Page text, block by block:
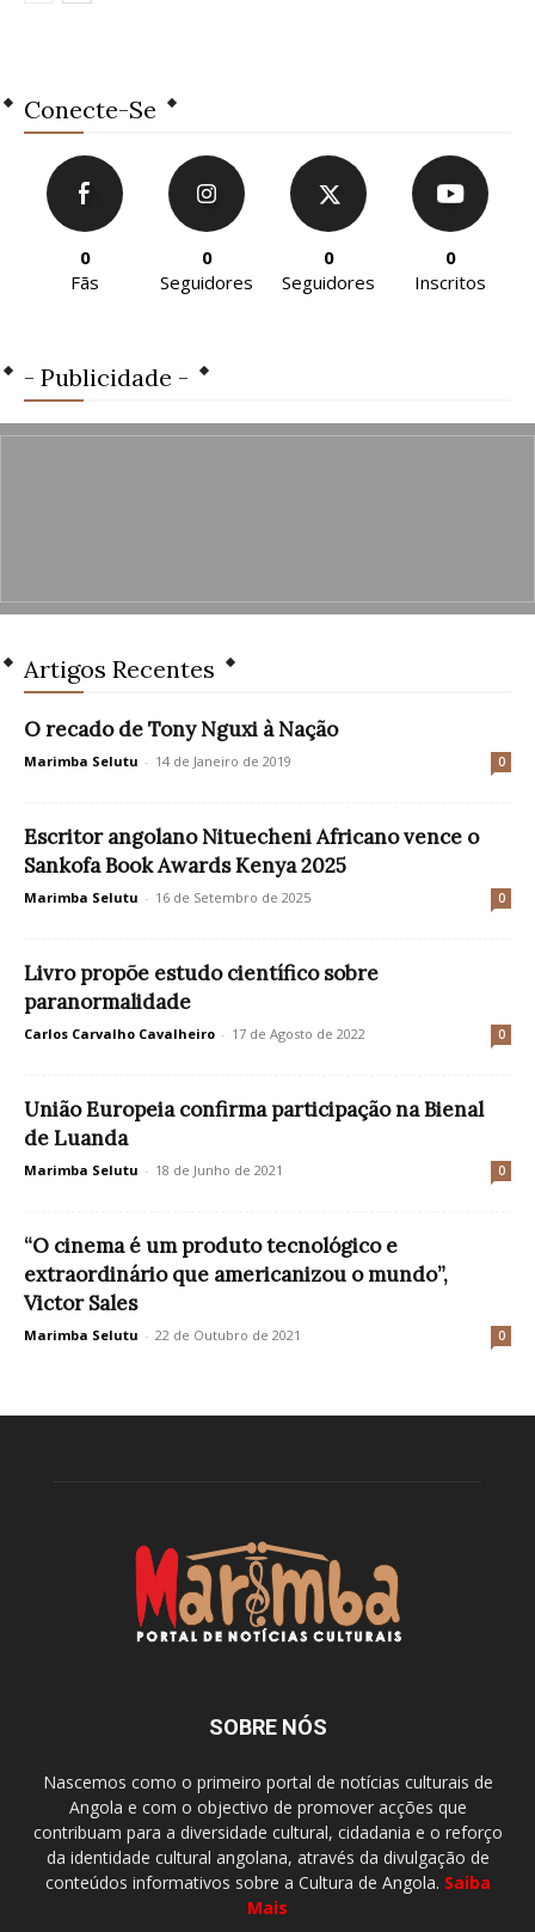
Conecte-Se
0
Fãs
0
Seguidores
0
Seguidores
0
Inscritos
- Publicidade -
Artigos Recentes
O recado de Tony Nguxi à Nação
Marimba Selutu - 14 de Janeiro de 2019 0
Escritor angolano Nituecheni Africano vence o
Sankofa Book Awards Kenya 2025
Marimba Selutu - 16 de Setembro de 2025 0
Livro propõe estudo científico sobre
paranormalidade
Carlos Carvalho Cavalheiro - 17 de Agosto de 2022 0
União Europeia confirma participação na Bienal
de Luanda
Marimba Selutu - 18 de Junho de 2021 0
“O cinema é um produto tecnológico e
extraordinário que americanizou o mundo”,
Victor Sales
Marimba Selutu - 22 de Outubro de 2021 0
SOBRE NÓS
Nascemos como o primeiro portal de notícias culturais de
Angola e com o objectivo de promover acções que
contribuam para a diversidade cultural, cidadania e o reforço
da identidade cultural angolana, através da divulgação de
conteúdos informativos sobre a Cultura de Angola. Saiba
Mais